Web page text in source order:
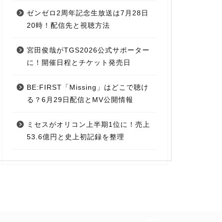
ゼンゼロ2周年記念生放送は7月28日
20時！配信先と視聴方法
宮田俊哉がTGS2026公式サポーター
に！開催日程とチケット発売日
BE:FIRST「Missing」はどこで聴け
る？6月29日配信とMV公開情報
ミセスがオリコン上半期1位に！売上
53.6億円と史上初記録を整理